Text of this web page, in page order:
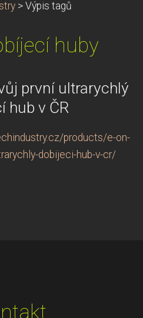
> Výpis tagů
huby
první ultrarychlý
hub v ČR
products/e-on-
dobijeci-hub-v-cr/